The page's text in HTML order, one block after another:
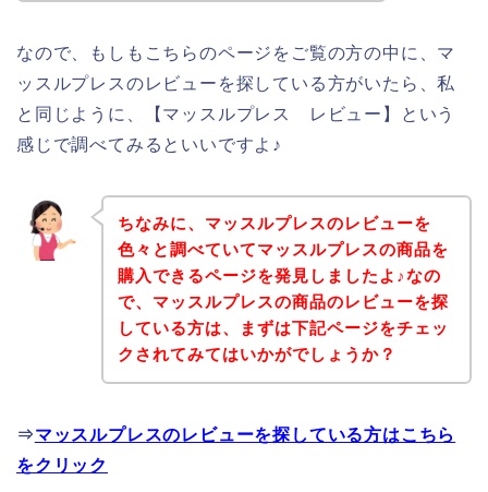
なので、もしもこちらのページをご覧の方の中に、マ
ッスルプレスのレビューを探している方がいたら、私
と同じように、【マッスルプレス レビュー】という
感じで調べてみるといいですよ♪
ちなみに、マッスルプレスのレビューを
色々と調べていてマッスルプレスの商品を
購入できるページを発見しましたよ♪なの
で、マッスルプレスの商品のレビューを探
している方は、まずは下記ページをチェッ
クされてみてはいかがでしょうか？
⇒マッスルプレスのレビューを探している方はこちら
をクリック